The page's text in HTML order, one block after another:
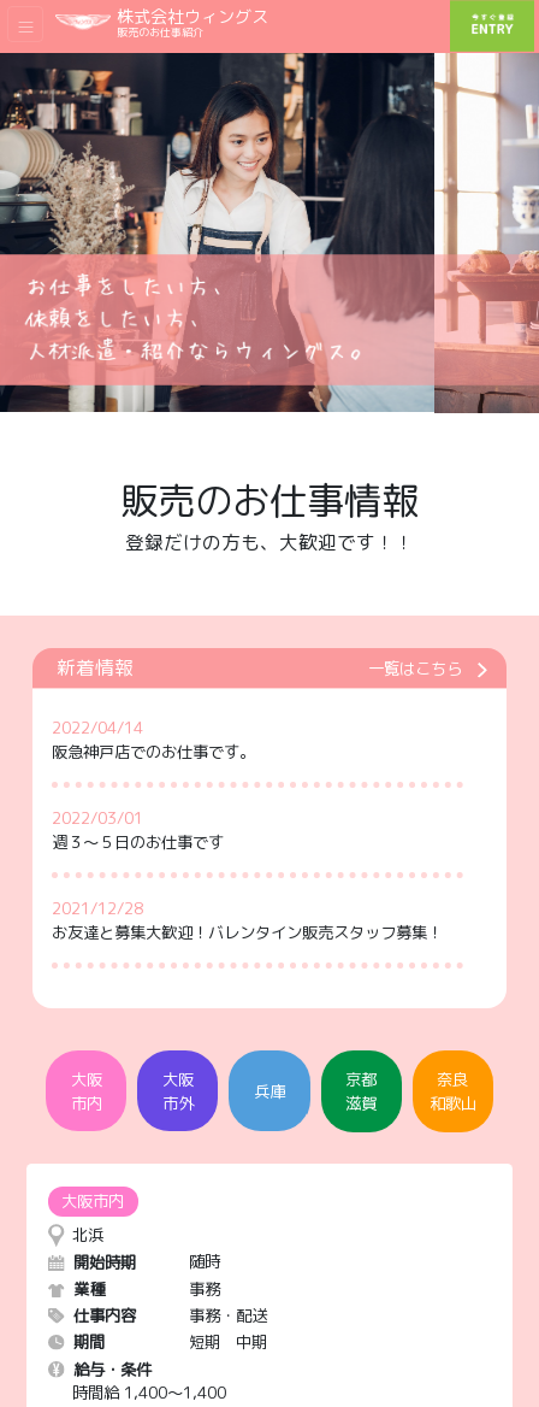
株式会社ウィングス
販売のお仕事紹介
販売のお仕事情報
登録だけの方も、大歓迎です！！
新着情報 一覧はこちら
2022/04/14
阪急神戸店でのお仕事です。
2022/03/01
週３～５日のお仕事です
2021/12/28
お友達と募集大歓迎！バレンタイン販売スタッフ募集！
2021/12/24
バレンタイン 販売スタッフ大募集！
長期販売スタッフ募集 神戸阪急生鮮売り場
2021/12/24
急募！近鉄和歌山店 惣菜販売スタッフ
2021/12/22
急募！年末年始 和菓子・餅販売
大阪
市内
大阪
市外
兵庫
京都
滋賀
奈良
和歌山
北浜
開始時期
随時
業種
事務
仕事内容
事務・配送
期間
短期 中期
給与・条件
時間給 1,400〜1,400